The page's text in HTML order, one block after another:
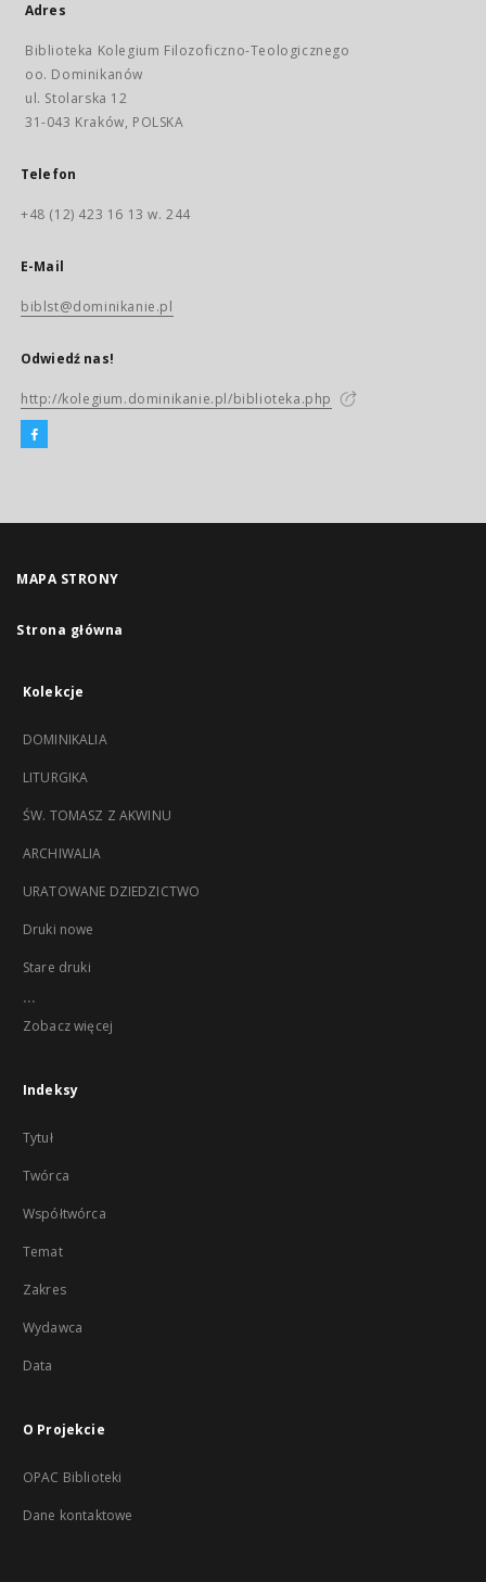
Adres
Biblioteka Kolegium Filozoficzno-Teologicznego
oo. Dominikanów
ul. Stolarska 12
31-043 Kraków, POLSKA
Telefon
+48 (12) 423 16 13 w. 244
E-Mail
biblst@dominikanie.pl
Odwiedź nas!
http://kolegium.dominikanie.pl/biblioteka.php
MAPA STRONY
Strona główna
Kolekcje
DOMINIKALIA
LITURGIKA
ŚW. TOMASZ Z AKWINU
ARCHIWALIA
URATOWANE DZIEDZICTWO
Druki nowe
Stare druki
...
Zobacz więcej
Indeksy
Tytuł
Twórca
Współtwórca
Temat
Zakres
Wydawca
Data
O Projekcie
OPAC Biblioteki
Dane kontaktowe